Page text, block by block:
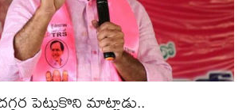
పెట్టుకొని మాట్లాడు..